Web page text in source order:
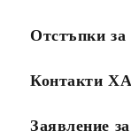
Отстъпки за
Контакти
Заявление